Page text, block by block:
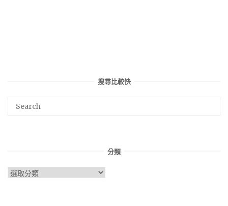
搜尋比較快
分類
分